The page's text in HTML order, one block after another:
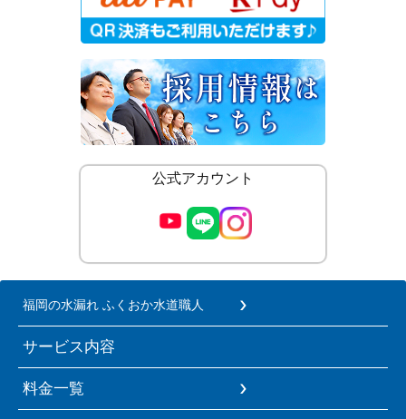
公式アカウント
福岡の水漏れ ふくおか水道職人
サービス内容
料金一覧